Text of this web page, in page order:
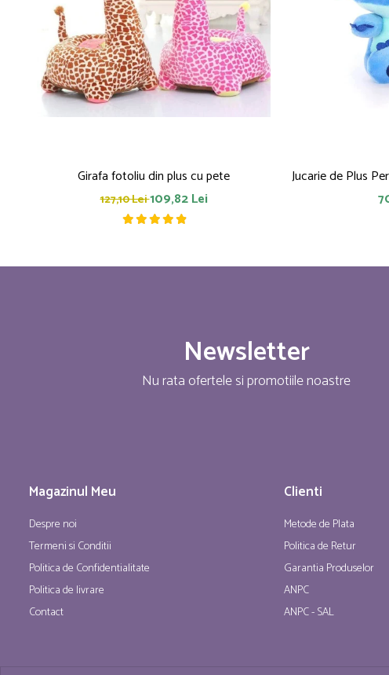
Girafa fotoliu din plus cu pete
127,10 Lei109,82 Lei
Jucarie de Plus
Newsletter
Nu rata ofertele si promotiile noastre
Magazinul Meu
Despre noi
Termeni si Conditii
Politica de Confidentialitate
Politica de livrare
Contact
Clienti
Metode de Plata
Politica de Retur
Garantia Produselor
ANPC
ANPC - SAL